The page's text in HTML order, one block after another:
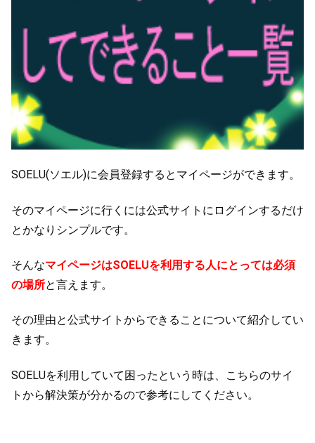
SOELU(ソエル)に会員登録するとマイページができます。
そのマイページに行くには公式サイトにログインするだけ
とかなりシンプルです。
そんなマイページはSOELUを利用する人にとっては必須
の場所と言えます。
その理由と公式サイトからできることについて紹介してい
きます。
SOELUを利用していて困ったという時は、こちらのサイ
トから解決策が分かるので参考にしてください。